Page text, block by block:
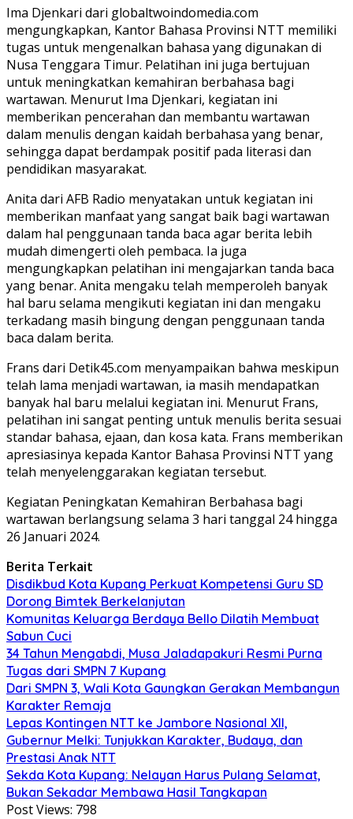
Ima Djenkari dari globaltwoindomedia.com
mengungkapkan, Kantor Bahasa Provinsi NTT memiliki
tugas untuk mengenalkan bahasa yang digunakan di
Nusa Tenggara Timur. Pelatihan ini juga bertujuan
untuk meningkatkan kemahiran berbahasa bagi
wartawan. Menurut Ima Djenkari, kegiatan ini
memberikan pencerahan dan membantu wartawan
dalam menulis dengan kaidah berbahasa yang benar,
sehingga dapat berdampak positif pada literasi dan
pendidikan masyarakat.
Anita dari AFB Radio menyatakan untuk kegiatan ini
memberikan manfaat yang sangat baik bagi wartawan
dalam hal penggunaan tanda baca agar berita lebih
mudah dimengerti oleh pembaca. Ia juga
mengungkapkan pelatihan ini mengajarkan tanda baca
yang benar. Anita mengaku telah memperoleh banyak
hal baru selama mengikuti kegiatan ini dan mengaku
terkadang masih bingung dengan penggunaan tanda
baca dalam berita.
Frans dari Detik45.com menyampaikan bahwa meskipun
telah lama menjadi wartawan, ia masih mendapatkan
banyak hal baru melalui kegiatan ini. Menurut Frans,
pelatihan ini sangat penting untuk menulis berita sesuai
standar bahasa, ejaan, dan kosa kata. Frans memberikan
apresiasinya kepada Kantor Bahasa Provinsi NTT yang
telah menyelenggarakan kegiatan tersebut.
Kegiatan Peningkatan Kemahiran Berbahasa bagi
wartawan berlangsung selama 3 hari tanggal 24 hingga
26 Januari 2024.
Berita Terkait
Disdikbud Kota Kupang Perkuat Kompetensi Guru SD
Dorong Bimtek Berkelanjutan
Komunitas Keluarga Berdaya Bello Dilatih Membuat
Sabun Cuci
34 Tahun Mengabdi, Musa Jaladapakuri Resmi Purna
Tugas dari SMPN 7 Kupang
Dari SMPN 3, Wali Kota Gaungkan Gerakan Membangun
Karakter Remaja
Lepas Kontingen NTT ke Jambore Nasional XII,
Gubernur Melki: Tunjukkan Karakter, Budaya, dan
Prestasi Anak NTT
Sekda Kota Kupang: Nelayan Harus Pulang Selamat,
Bukan Sekadar Membawa Hasil Tangkapan
Post Views: 798